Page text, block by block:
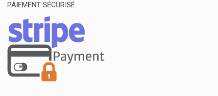
PAIEMENT SÉCURISÉ